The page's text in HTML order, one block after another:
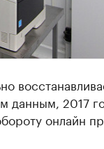
данным, 2017
онлайн